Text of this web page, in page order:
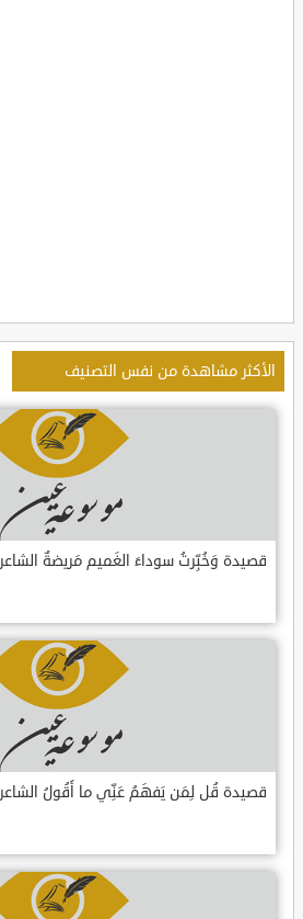
الأكثر مشاهدة من نفس التصنيف
قصيدة وَخُبِّرتُ سوداءَ الغَميم مَريضةٌ
قصيدة قُل لِمَن يَفهَمُ عَنِّي ما أَقُولُ الشاعر